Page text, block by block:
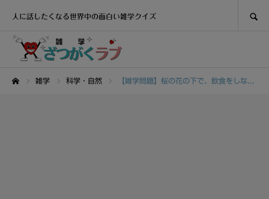
人に話したくなる世界中の面白い雑学クイズ
雑学 科学・自然 【雑学問題】桜の花の下で、飲食をしながらその美しさを楽しむことを〇〇という